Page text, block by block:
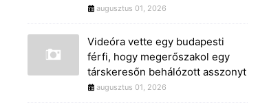
augusztus 01, 2026
Videóra vette egy budapesti
férfi, hogy megerőszakol egy
társkeresőn behálózott asszonyt
augusztus 01, 2026